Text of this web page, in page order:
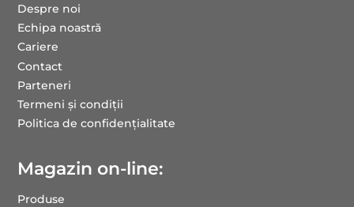
Despre noi
Echipa noastră
Cariere
Contact
Parteneri
Termeni și condiții
Politica de confidențialitate
Magazin on-line:
Produse